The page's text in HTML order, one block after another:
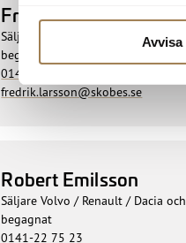
Avvisa
Fredrik Larsson
Säljare Volvo / Renault / Dacia och
begagnat
0141-22 75 22
fredrik.larsson@skobes.se
Robert Emilsson
Säljare Volvo / Renault / Dacia och
begagnat
0141-22 75 23